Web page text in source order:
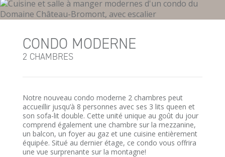
CONDO MODERNE
2 CHAMBRES
Notre nouveau condo moderne 2 chambres peut
accueillir jusqu’à 8 personnes avec ses 3 lits queen et
son sofa-lit double. Cette unité unique au goût du jour
comprend également une chambre sur la mezzanine,
un balcon, un foyer au gaz et une cuisine entièrement
équipée. Situé au dernier étage, ce condo vous offrira
une vue surprenante sur la montagne!